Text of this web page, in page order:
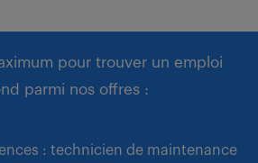
pour trouver un emploi
parmi nos offres :
: technicien de maintenance